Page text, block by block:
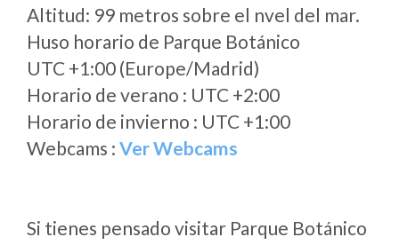
Altitud: 99 metros sobre el nvel del mar.
Huso horario de Parque Botánico
UTC +1:00 (Europe/Madrid)
Horario de verano : UTC +2:00
Horario de invierno : UTC +1:00
Webcams : Ver Webcams
Si tienes pensado visitar Parque Botánico